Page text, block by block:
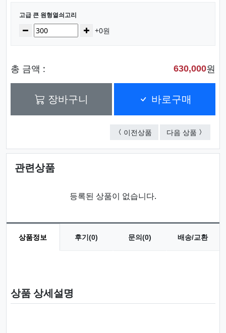
선택된 옵션
고급 큰 원형열쇠고리
수량감소 증가+0원
총 금액 : 630,000원
장바구니 바로구매
이전상품 시진 액자 키홀더
다음 상품 원 회전
관련상품
등록된 상품이 없습니다.
상품정보 후기(0) 문의(0) 배송/교환
상품 상세설명